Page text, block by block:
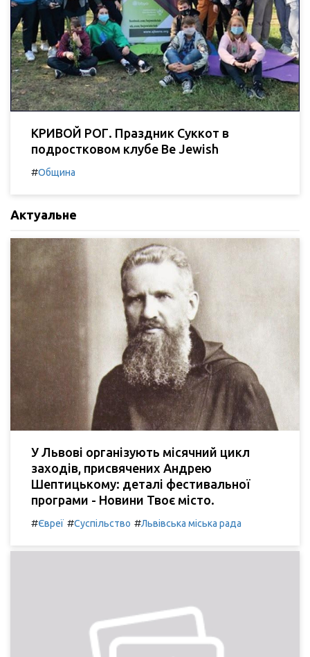
КРИВОЙ РОГ. Праздник Суккот в
подростковом клубе Be Jewish
#Община
Актуальне
У Львові організують місячний цикл
заходів, присвячених Андрею
Шептицькому: деталі фестивальної
програми - Новини Твоє місто.
#Євреї #Суспільство #Львівська міська рада